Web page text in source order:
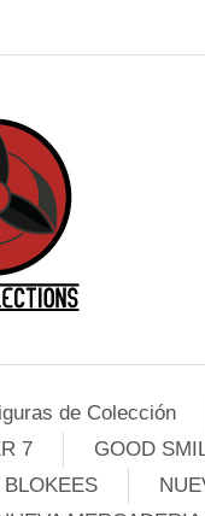
de Colección
7
GOOD
BLOKEES